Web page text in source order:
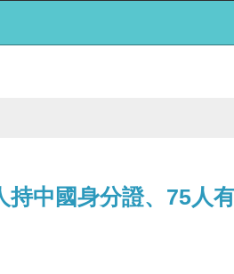
中國身分證、75人